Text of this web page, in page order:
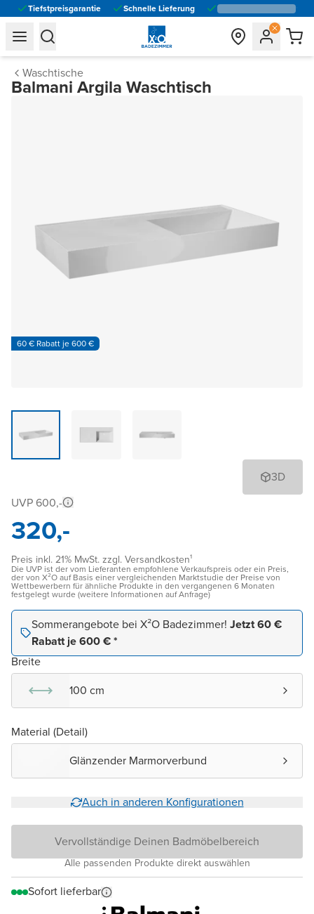
Tiefstpreisgarantie Schnelle Lieferung
general.navigation.toggle_menu.label
general.navigation.toggle_menu.label
Waschtische
Balmani Argila Waschtisch
60 € Rabatt je 600 €
3D
UVP 600,-
320,-
Preis inkl. 21% MwSt. zzgl. Versandkosten¹
Die UVP ist der vom Lieferanten empfohlene Verkaufspreis oder ein Preis,
der von X²O auf Basis einer vergleichenden Marktstudie der Preise von
Wettbewerbern für ähnliche Produkte in den vergangenen 6 Monaten
festgelegt wurde (weitere Informationen auf Anfrage)
Sommerangebote bei X²O Badezimmer! Jetzt 60 €
Rabatt je 600 € *
Breite
100 cm
Material (Detail)
Glänzender Marmorverbund
Auch in anderen Konfigurationen
Vervollständige Deinen Badmöbelbereich
Alle passenden Produkte direkt auswählen
Sofort lieferbar